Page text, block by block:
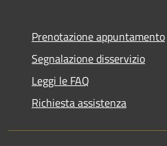
Prenotazione appuntamento
Segnalazione disservizio
Leggi le FAQ
Richiesta assistenza